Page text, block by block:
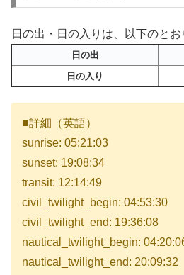
日の出・日の入りは、以下のとお
日の出
日の入り
■詳細（英語）
sunrise: 05:21:03
sunset: 19:08:34
transit: 12:14:49
civil_twilight_begin: 04:53:30
civil_twilight_end: 19:36:08
nautical_twilight_begin:
nautical_twilight_end: 20:09:32